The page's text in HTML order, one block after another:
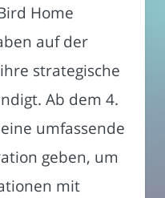
Home
auf der
strategische
Ab dem 4.
umfassende
geben, um
mit